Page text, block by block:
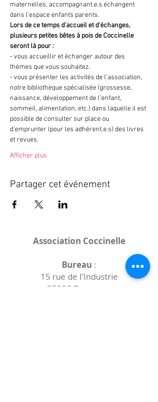
maternelles, accompagnant.e.s échangent
dans l'espace enfants parents.
Lors de ce temps d'accueil et d'échanges,
plusieurs petites bêtes à pois de Coccinelle
seront là pour :
- vous accueillir et échanger autour des
thèmes que vous souhaitez.
- vous présenter les activités de l’association,
notre bibliothèque spécialisée (grossesse,
naissance, développement de l'enfant,
sommeil, alimentation, etc.) dans laquelle il est
possible de consulter sur place ou
d'emprunter (pour les adhérent.e.s) des livres
et revues.
Afficher plus
Partager cet événement
Association Coccinelle
Bureau :
15 rue de l'Industrie
25000 Besançon